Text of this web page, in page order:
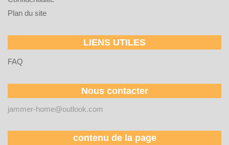
Plan du site
LIENS UTILES
FAQ
Nous contacter
jammer-home@outlook.com
contenu de la page